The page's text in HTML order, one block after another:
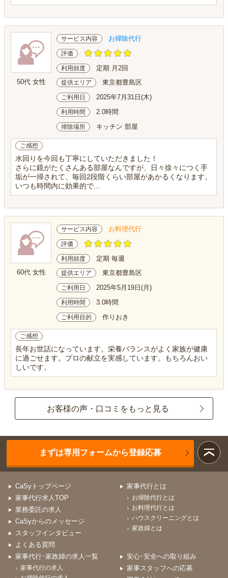
50代 女性
サービス内容 お掃除代行
評価
利用頻度 定期 月2回
提供エリア 東京都豊島区
ご利用日 2025年7月31日(木)
利用時間 2.0時間
掃除場所 キッチン 部屋
ご感想
水回りを今回も丁寧にしていただきました！
さらに鏡がたくさんある部屋なんですが、日々徐々につく手
垢が一掃されて、毎回2段階くらい部屋があかるくなります。
いつも時間内に効果的で...
60代 女性
サービス内容 お料理代行
評価
利用頻度 定期 毎週
提供エリア 東京都豊島区
ご利用日 2025年5月19日(月)
利用時間 3.0時間
ご利用目的 作りおき
ご感想
長年お世話になっています。栄養バランスがよく家族が健康
に過ごせます。プロの献立を実感しています。もちろんおい
しいです。
お客様の声・口コミをもっと見る
まずは専用フォームから登録応募
CaSyトップページ
家事代行求人TOP
業務委託の求人
CaSyからのメッセージ
スタッフインタビュー
よくある質問
家事代行とは
お掃除代行とは
お料理代行とは
ハウスクリーニングとは
家政婦とは
家事代行･家政婦の求人一覧
家事代行の求人
安心･安全への取り組み
家事スタッフへの応募